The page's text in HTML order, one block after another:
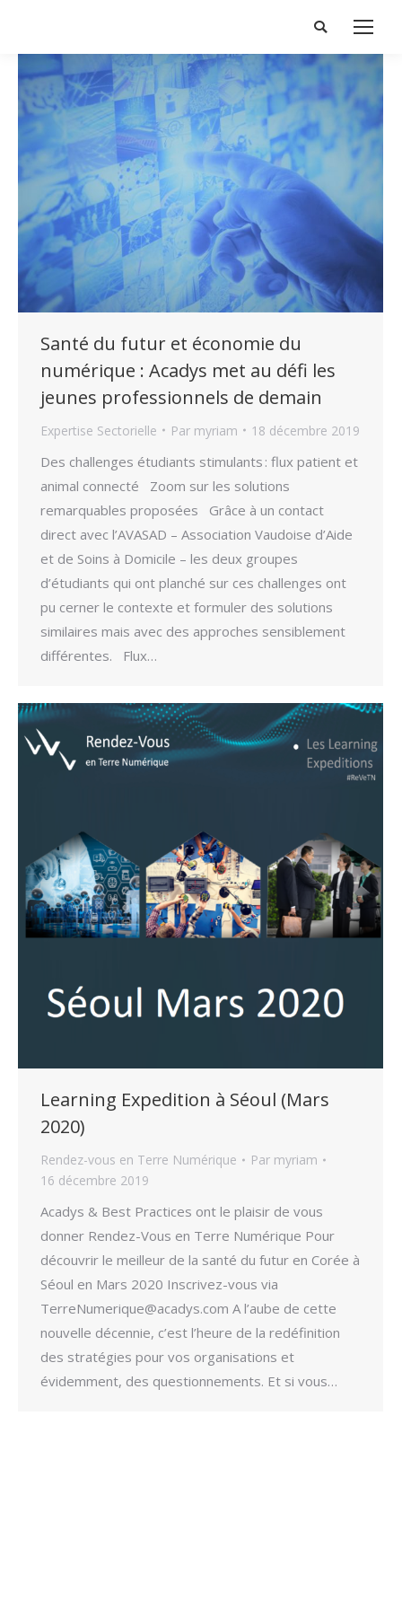
Search:
Santé du futur et économie du
numérique : Acadys met au défi les
jeunes professionnels de demain
Expertise Sectorielle Par myriam 18 décembre 2019
Des challenges étudiants stimulants : flux patient et
animal connecté Zoom sur les solutions
remarquables proposées Grâce à un contact
direct avec l’AVASAD – Association Vaudoise d’Aide
et de Soins à Domicile – les deux groupes
d’étudiants qui ont planché sur ces challenges ont
pu cerner le contexte et formuler des solutions
similaires mais avec des approches sensiblement
différentes. Flux…
Learning Expedition à Séoul (Mars
2020)
Rendez-vous en Terre Numérique Par myriam
16 décembre 2019
Acadys & Best Practices ont le plaisir de vous
donner Rendez-Vous en Terre Numérique Pour
découvrir le meilleur de la santé du futur en Corée à
Séoul en Mars 2020 Inscrivez-vous via
TerreNumerique@acadys.com A l’aube de cette
nouvelle décennie, c’est l’heure de la redéfinition
des stratégies pour vos organisations et
évidemment, des questionnements. Et si vous…